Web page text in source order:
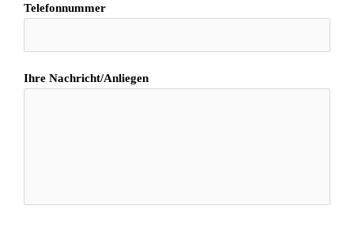
Telefonnummer
Ihre Nachricht/Anliegen